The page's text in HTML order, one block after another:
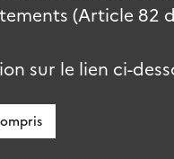
(Article 82
sur le lien ci-